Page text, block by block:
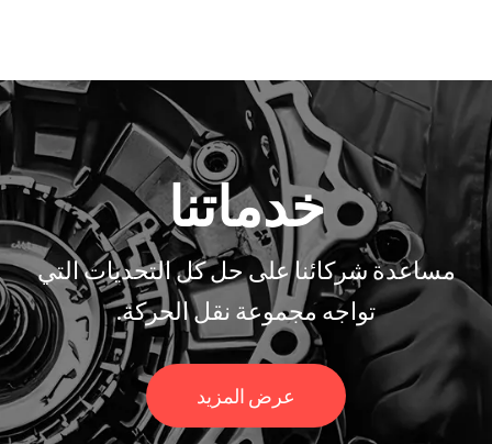
خدماتنا
مساعدة شركائنا على حل كل التحديات التي
تواجه مجموعة نقل الحركة.
عرض المزيد